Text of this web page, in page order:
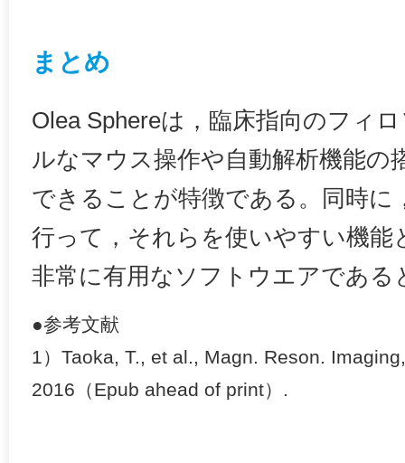
まとめ
Olea Sphereは，臨床指向のフィ
ルなマウス操作や自動解析機能の
できることが特徴である。同時に
行って，それらを使いやすい機能
非常に有用なソフトウエアである
●参考文献
1）Taoka, T., et al., Magn. Reson.
2016（Epub ahead of print）.